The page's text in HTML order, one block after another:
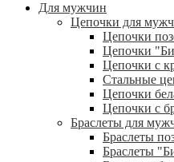
Для мужчин
Цепочки для
Цепочки
Цепочки
Цепочки с
Стальные
Цепочки
Цепочки с
Браслеты для
Браслеты
Браслеты